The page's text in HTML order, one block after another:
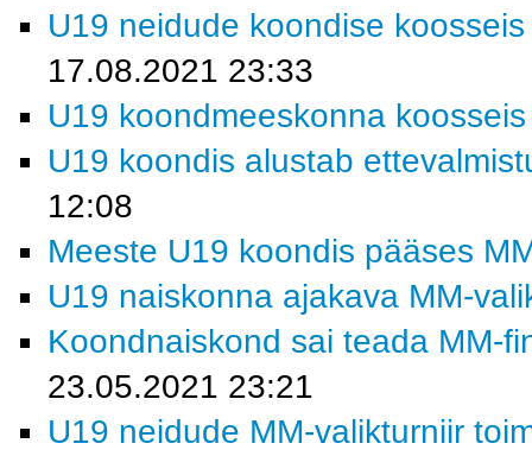
U19 neidude koondise
17.08.2021 23:33
U19 koondmeeskonna
U19 koondis alustab
12:08
Meeste U19 koondis pääses
U19 naiskonna ajakava MM-
Koondnaiskond sai teada MM-
23.05.2021 23:21
U19 neidude MM-valikturniir